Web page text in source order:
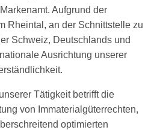
Aufgrund der
Rheintal, an der Schnittstelle zu
Schweiz, Deutschlands und
Ausrichtung unserer
Tätigkeit betrifft die
von Immaterialgüterrechten,
optimierten